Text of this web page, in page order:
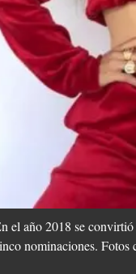
el año 2018 se
nominaciones.​ Fotos